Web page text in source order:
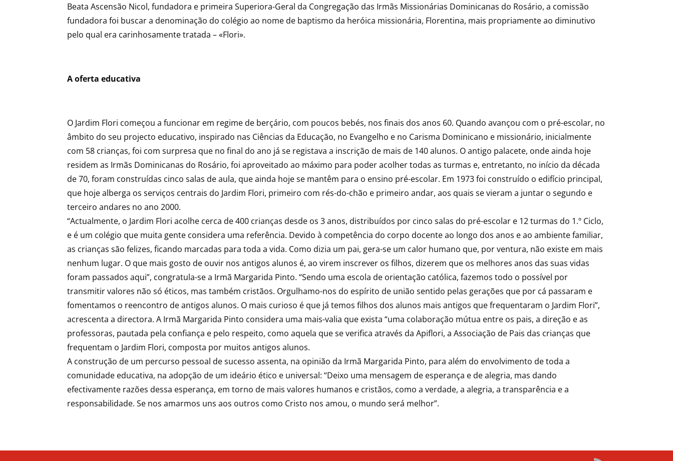
Beata Ascensão Nicol, fundadora e primeira Superiora-Geral da Congregação das Irmãs Missionárias Dominicanas do Rosário, a comissão
fundadora foi buscar a denominação do colégio ao nome de baptismo da heróica missionária, Florentina, mais propriamente ao diminutivo
pelo qual era carinhosamente tratada – «Flori».
A oferta educativa
O Jardim Flori começou a funcionar em regime de berçário, com poucos bebés, nos finais dos anos 60. Quando avançou com o pré-escolar, no
âmbito do seu projecto educativo, inspirado nas Ciências da Educação, no Evangelho e no Carisma Dominicano e missionário, inicialmente
com 58 crianças, foi com surpresa que no final do ano já se registava a inscrição de mais de 140 alunos. O antigo palacete, onde ainda hoje
residem as Irmãs Dominicanas do Rosário, foi aproveitado ao máximo para poder acolher todas as turmas e, entretanto, no início da década
de 70, foram construídas cinco salas de aula, que ainda hoje se mantêm para o ensino pré-escolar. Em 1973 foi construído o edifício principal,
que hoje alberga os serviços centrais do Jardim Flori, primeiro com rés-do-chão e primeiro andar, aos quais se vieram a juntar o segundo e
terceiro andares no ano 2000.
“Actualmente, o Jardim Flori acolhe cerca de 400 crianças desde os 3 anos, distribuídos por cinco salas do pré-escolar e 12 turmas do 1.º Ciclo,
e é um colégio que muita gente considera uma referência. Devido à competência do corpo docente ao longo dos anos e ao ambiente familiar,
as crianças são felizes, ficando marcadas para toda a vida. Como dizia um pai, gera-se um calor humano que, por ventura, não existe em mais
nenhum lugar. O que mais gosto de ouvir nos antigos alunos é, ao virem inscrever os filhos, dizerem que os melhores anos das suas vidas
foram passados aqui”, congratula-se a Irmã Margarida Pinto. “Sendo uma escola de orientação católica, fazemos todo o possível por
transmitir valores não só éticos, mas também cristãos. Orgulhamo-nos do espírito de união sentido pelas gerações que por cá passaram e
fomentamos o reencontro de antigos alunos. O mais curioso é que já temos filhos dos alunos mais antigos que frequentaram o Jardim Flori”,
acrescenta a directora. A Irmã Margarida Pinto considera uma mais-valia que exista “uma colaboração mútua entre os pais, a direção e as
professoras, pautada pela confiança e pelo respeito, como aquela que se verifica através da Apiflori, a Associação de Pais das crianças que
frequentam o Jardim Flori, composta por muitos antigos alunos.
A construção de um percurso pessoal de sucesso assenta, na opinião da Irmã Margarida Pinto, para além do envolvimento de toda a
comunidade educativa, na adopção de um ideário ético e universal: “Deixo uma mensagem de esperança e de alegria, mas dando
efectivamente razões dessa esperança, em torno de mais valores humanos e cristãos, como a verdade, a alegria, a transparência e a
responsabilidade. Se nos amarmos uns aos outros como Cristo nos amou, o mundo será melhor”.